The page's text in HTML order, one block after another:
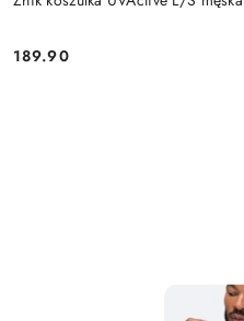
Cena:
189.90